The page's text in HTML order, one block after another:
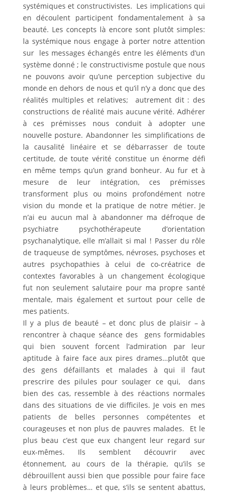
systémiques et constructivistes. Les implications qui
en découlent participent fondamentalement à sa
beauté. Les concepts là encore sont plutôt simples:
la systémique nous engage à porter notre attention
sur les messages échangés entre les éléments d’un
système donné ; le constructivisme postule que nous
ne pouvons avoir qu’une perception subjective du
monde en dehors de nous et qu’il n’y a donc que des
réalités multiples et relatives; autrement dit : des
constructions de réalité mais aucune vérité. Adhérer
à ces prémisses nous conduit à adopter une
nouvelle posture. Abandonner les simplifications de
la causalité linéaire et se débarrasser de toute
certitude, de toute vérité constitue un énorme défi
en même temps qu’un grand bonheur. Au fur et à
mesure de leur intégration, ces prémisses
transforment plus ou moins profondément notre
vision du monde et la pratique de notre métier. Je
n’ai eu aucun mal à abandonner ma défroque de
psychiatre psychothérapeute d’orientation
psychanalytique, elle m’allait si mal ! Passer du rôle
de traqueuse de symptômes, névroses, psychoses et
autres psychopathies à celui de co-créatrice de
contextes favorables à un changement écologique
fut non seulement salutaire pour ma propre santé
mentale, mais également et surtout pour celle de
mes patients.
Il y a plus de beauté – et donc plus de plaisir – à
rencontrer à chaque séance des gens formidables
qui bien souvent forcent l’admiration par leur
aptitude à faire face aux pires drames…plutôt que
des gens défaillants et malades à qui il faut
prescrire des pilules pour soulager ce qui, dans
bien des cas, ressemble à des réactions normales
dans des situations de vie difficiles. Je vois en mes
patients de belles personnes compétentes et
courageuses et non plus de pauvres malades. Et le
plus beau c’est que eux changent leur regard sur
eux-mêmes. Ils semblent découvrir avec
étonnement, au cours de la thérapie, qu’ils se
débrouillent aussi bien que possible pour faire face
à leurs problèmes… et que, s’ils se sentent abattus,